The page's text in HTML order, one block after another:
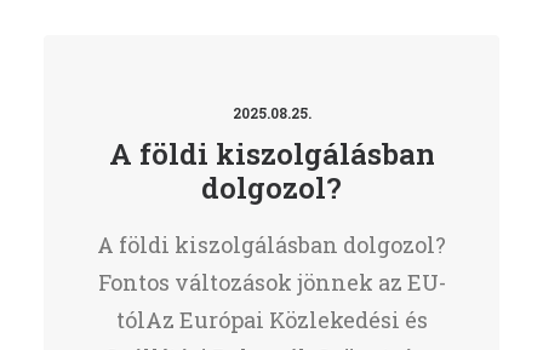
2025.08.25.
A földi kiszolgálásban
dolgozol?
A földi kiszolgálásban dolgozol?
Fontos változások jönnek az EU-
tólAz Európai Közlekedési és